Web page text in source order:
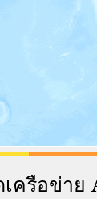
ครือข่าย